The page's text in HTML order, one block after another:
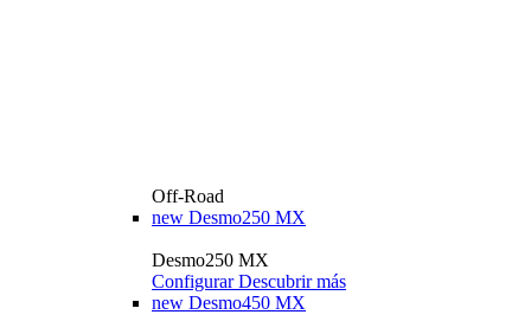
Off-Road
new Desmo250 MX
Desmo250 MX
Configurar Descubrir más
new Desmo450 MX